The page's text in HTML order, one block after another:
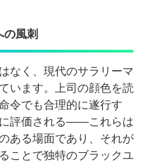
の風刺
なく、現代のサラリーマ
います。上司の顔色を読
令でも合理的に遂行す
評価される——これらは
ある場面であり、それが
ことで独特のブラックユ